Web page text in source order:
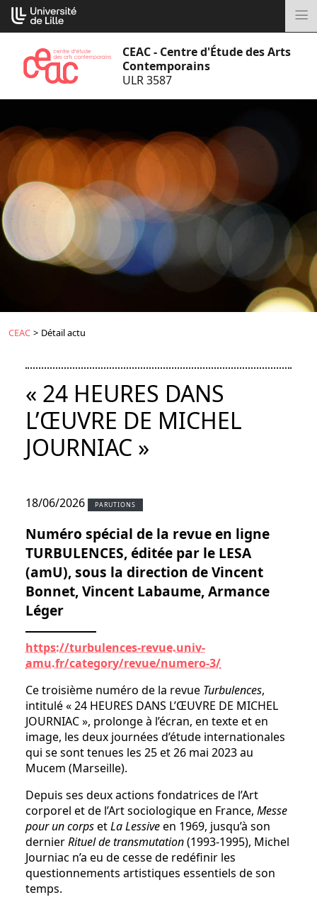
Aller
au
CEAC - Centre d'Étude des Arts
Contemporains
ULR 3587
CEAC > Détail actu
« 24 HEURES DANS
L’ŒUVRE DE MICHEL
JOURNIAC »
18/06/2026 PARUTIONS
Numéro spécial de la revue en ligne
TURBULENCES, éditée par le LESA
(amU), sous la direction de Vincent
Bonnet, Vincent Labaume, Armance
Léger
https://turbulences-revue.univ-
amu.fr/category/revue/numero-3/
Ce troisième numéro de la revue Turbulences,
intitulé « 24 HEURES DANS L’ŒUVRE DE MICHEL
JOURNIAC », prolonge à l’écran, en texte et en
image, les deux journées d’étude internationales
qui se sont tenues les 25 et 26 mai 2023 au
Mucem (Marseille).
Depuis ses deux actions fondatrices de l’Art
corporel et de l’Art sociologique en France, Messe
pour un corpsetLa Lessiveen 1969, jusqu’à son
dernierRituel de transmutation(1993-1995), Michel
Journiac n’a eu de cesse de redéfinir les
questionnements artistiques essentiels de son
temps.
Cookies management panel